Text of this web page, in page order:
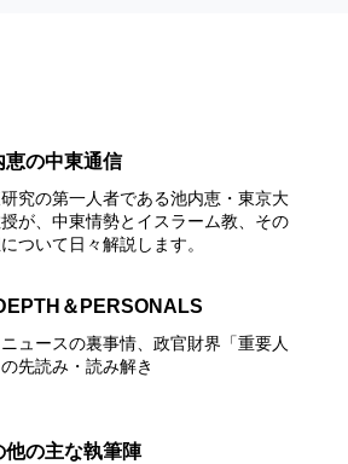
恵の中東通信
究の第⼀⼈者である池内恵・東京⼤
が、中東情勢とイスラーム教、その
ついて⽇々解説します。
＆PERSONALS
ュースの裏事情、政官財界「重要人
先読み・読み解き
他の主な執筆陣